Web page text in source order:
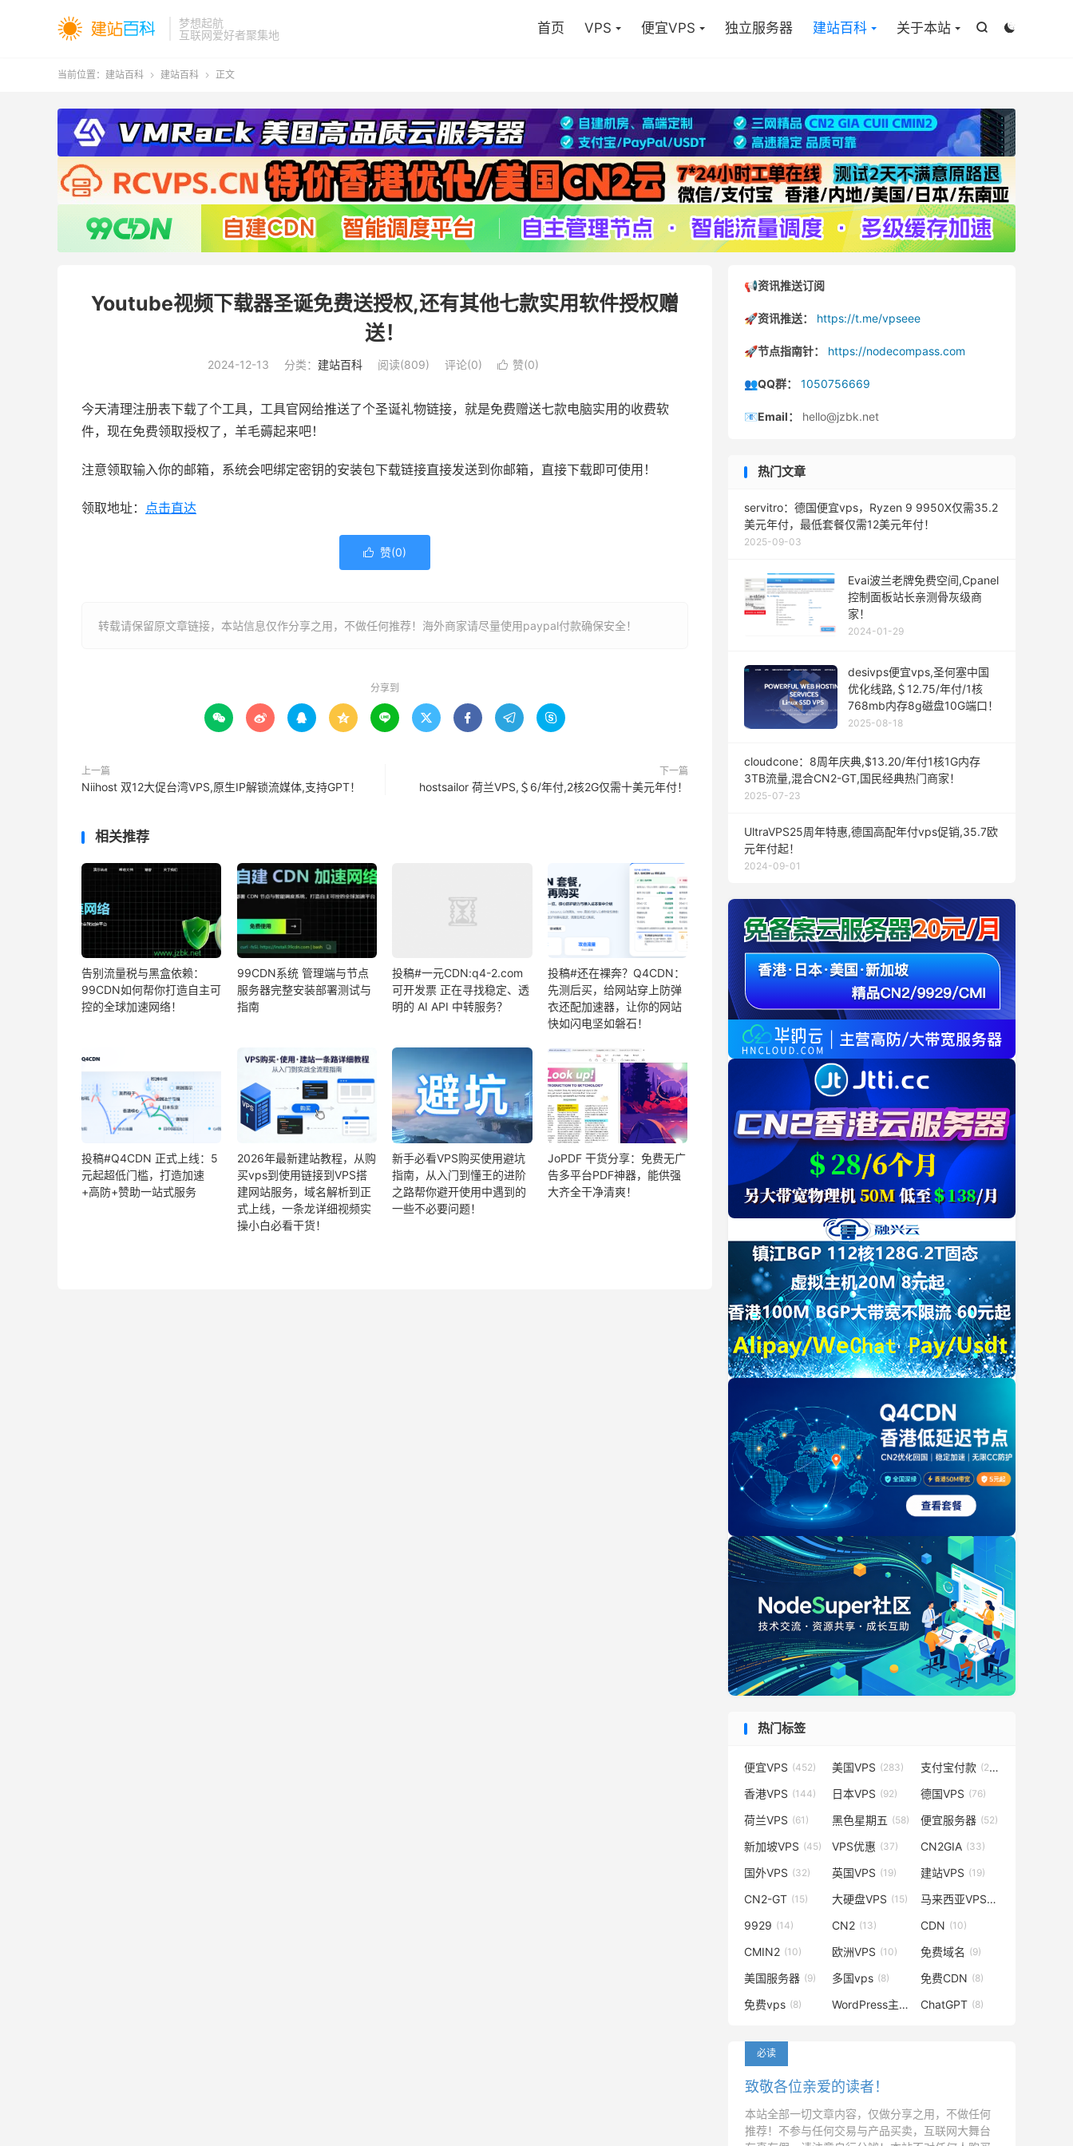
梦想起航
互联网爱好者聚集地


首页 VPS 便宜VPS 独立服务器 建站百科 关于本站
当前位置： 建站百科  建站百科  正文
Youtube视频下载器圣诞免费送授权,还有其他七款实用软件授权赠
送！
2024-12-13 分类： 建站百科 阅读(809) 评论(0)  赞(0)
今天清理注册表下载了个工具，工具官网给推送了个圣诞礼物链接，就是免费赠送七款电脑实用的收费软
件，现在免费领取授权了，羊毛薅起来吧！
注意领取输入你的邮箱，系统会吧绑定密钥的安装包下载链接直接发送到你邮箱，直接下载即可使用！
领取地址： 点击直达
 赞(0)
转载请保留原文章链接，本站信息仅作分享之用，不做任何推荐！海外商家请尽量使用paypal付款确保安全！
分享到
        
上一篇
Niihost 双12大促台湾VPS,原生IP解锁流媒体,支持GPT！
下一篇
hostsailor 荷兰VPS,＄6/年付,2核2G仅需十美元年付！
相关推荐
告别流量税与黑盒依赖：
99CDN如何帮你打造自主可
控的全球加速网络！
99CDN系统 管理端与节点
服务器完整安装部署测试与
指南
投稿#一元CDN:q4-2.com
可开发票 正在寻找稳定、透
明的 AI API 中转服务？
投稿#还在裸奔？Q4CDN：
先测后买，给网站穿上防弹
衣还配加速器，让你的网站
快如闪电坚如磐石！
投稿#Q4CDN 正式上线：5
元起超低门槛，打造加速
+高防+赞助一站式服务
2026年最新建站教程，从购
买vps到使用链接到VPS搭
建网站服务，域名解析到正
式上线，一条龙详细视频实
操小白必看干货！
新手必看VPS购买使用避坑
指南，从入门到懂王的进阶
之路帮你避开使用中遇到的
一些不必要问题！
JoPDF 干货分享：免费无广
告多平台PDF神器，能供强
大齐全干净清爽！
📢资讯推送订阅
🚀资讯推送： https://t.me/vpseee
🚀节点指南针： https://nodecompass.com
👥QQ群： 1050756669
📧Email： hello@jzbk.net
热门文章
servitro：德国便宜vps，Ryzen 9 9950X仅需35.2
美元年付，最低套餐仅需12美元年付！
2025-09-03
Evai波兰老牌免费空间,Cpanel
控制面板站长亲测骨灰级商
家！
2024-01-29
desivps便宜vps,圣何塞中国
优化线路,＄12.75/年付/1核
768mb内存8g磁盘10G端口！
2025-08-18
cloudcone：8周年庆典,$13.20/年付1核1G内存
3TB流量,混合CN2-GT,国民经典热门商家！
2025-07-23
UltraVPS25周年特惠,德国高配年付vps促销,35.7欧
元年付起！
2024-09-01
热门标签
便宜VPS (452) 美国VPS (283) 支付宝付款 (231)
香港VPS (144) 日本VPS (92) 德国VPS (76)
荷兰VPS (61) 黑色星期五 (58) 便宜服务器 (52)
新加坡VPS (45) VPS优惠 (37) CN2GIA (33)
国外VPS (32) 英国VPS (19) 建站VPS (19)
CN2-GT (15) 大硬盘VPS (15) 马来西亚VPS(14)
9929 (14) CN2 (13) CDN (10)
CMIN2 (10) 欧洲VPS (10) 免费域名 (9)
美国服务器 (9) 多国vps (8) 免费CDN (8)
免费vps (8) WordPress主题 (8)
ChatGPT (8)
必读
致敬各位亲爱的读者！
本站全部一切文章内容，仅做分享之用，不做任何
推荐！不参与任何交易与产品买卖，互联网大舞台